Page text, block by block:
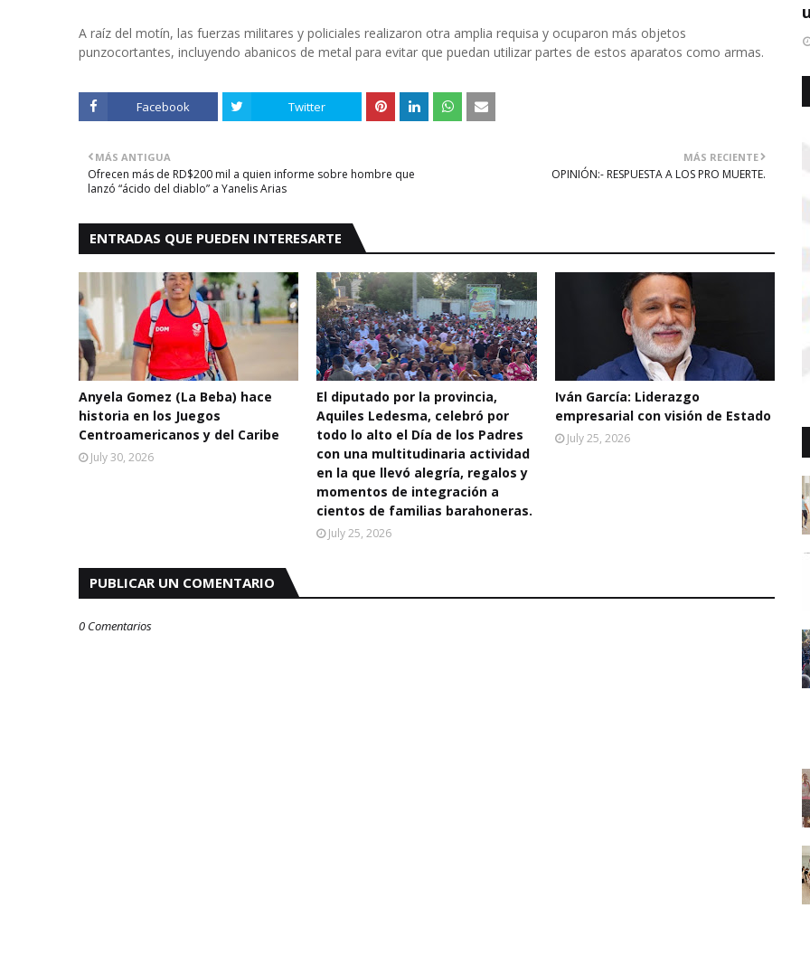
A raíz del motín, las fuerzas militares y policiales realizaron otra amplia requisa y ocuparon más objetos
punzocortantes, incluyendo abanicos de metal para evitar que puedan utilizar partes de estos aparatos como armas.
Facebook Twitter
MÁS RECIENTE
OPINIÓN:- RESPUESTA A LOS PRO MUERTE.
MÁS ANTIGUA
Ofrecen más de RD$200 mil a quien informe sobre hombre que
lanzó “ácido del diablo” a Yanelis Arias
ENTRADAS QUE PUEDEN INTERESARTE
Anyela Gomez (La Beba) hace
historia en los Juegos
Centroamericanos y del Caribe
July 30, 2026
El diputado por la provincia,
Aquiles Ledesma, celebró por
todo lo alto el Día de los Padres
con una multitudinaria actividad
en la que llevó alegría, regalos y
momentos de integración a
cientos de familias barahoneras.
July 25, 2026
Iván García: Liderazgo
empresarial con visión de Estado
July 25, 2026
PUBLICAR UN COMENTARIO
0 Comentarios